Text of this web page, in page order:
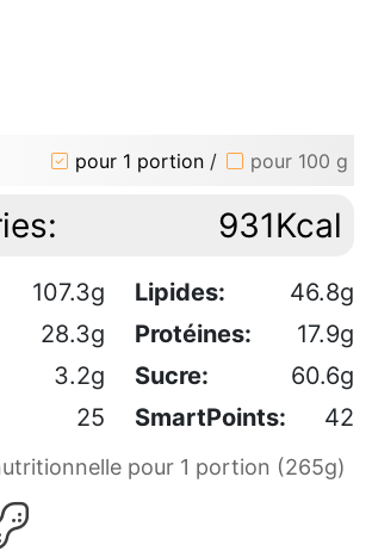
pour 1 portion / pour 100 g
931Kcal
107.3g Lipides:
46.8g
28.3g Protéines:
17.9g
3.2g Sucre:
60.6g
25 SmartPoints: 42
pour 1 portion (265g)